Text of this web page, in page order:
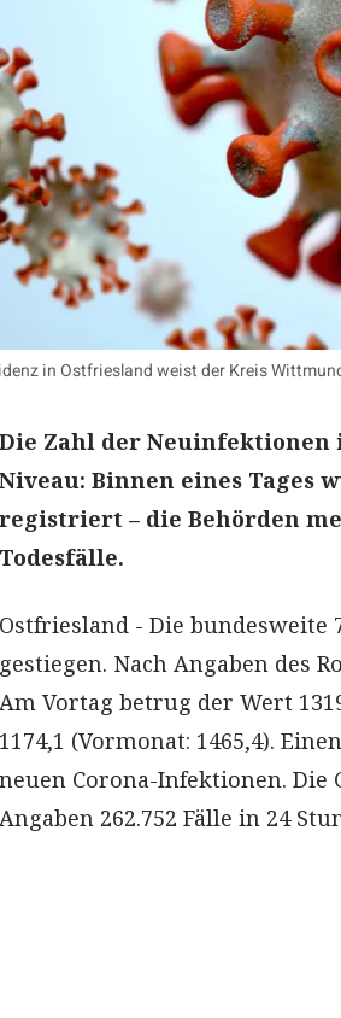
in Ostfriesland weist der Kreis
Die Zahl der
Niveau: Binnen eines Tages
registriert – die Behörden
Todesfälle.
Ostfriesland - Die bundesweite
gestiegen. Nach Angaben des
Am Vortag betrug der Wert
1174,1 (Vormonat: 1465,4).
neuen Corona-Infektionen. Die
Angaben 262.752 Fälle in 24